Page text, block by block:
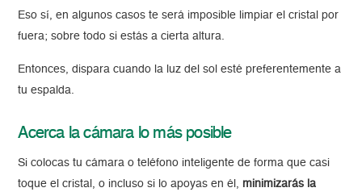
Eso sí, en algunos casos te será imposible limpiar el cristal por
fuera; sobre todo si estás a cierta altura.
Entonces, dispara cuando la luz del sol esté preferentemente a
tu espalda.
Acerca la cámara lo más posible
Si colocas tu cámara o teléfono inteligente de forma que casi
toque el cristal, o incluso si lo apoyas en él, minimizarás la